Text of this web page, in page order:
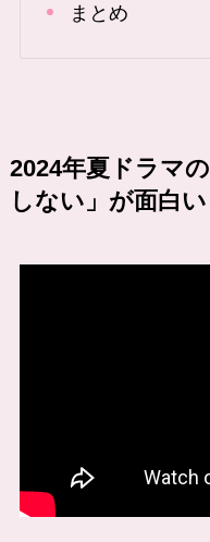
まとめ
2024年夏ドラマ
しない」が面白い